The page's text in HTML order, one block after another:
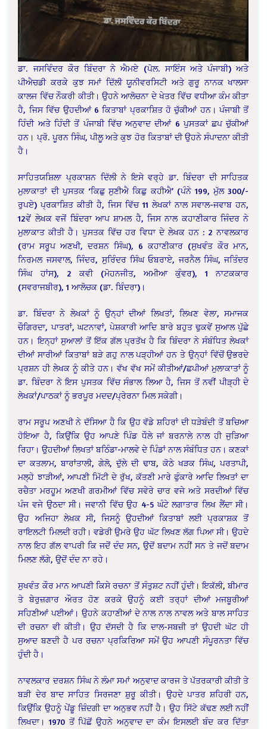
ਡਾ. ਜਸਵਿੰਦਰ ਕੌਰ ਬਿੰਦਰਾ ਨੇ ਐਮਏ (ਪੋਲ. ਸਾਇੰਸ ਅਤੇ ਪੰਜਾਬੀ) ਅਤੇ
ਪੀਐਚਡੀ ਕਰਕੇ ਕੁਝ ਸਮਾਂ ਦਿੱਲੀ ਯੂਨੀਵਰਸਿਟੀ ਅਤੇ ਗੁਰੂ ਨਾਨਕ ਖਾਲਸਾ
ਕਾਲਜ ਵਿੱਚ ਨੌਕਰੀ ਕੀਤੀ। ਉਹਨੇ ਆਲੋਚਨਾ ਦੇ ਖੇਤਰ ਵਿੱਚ ਵਧੀਆ ਕੰਮ ਕੀਤਾ
ਹੈ, ਜਿਸ ਵਿੱਚ ਉਹਦੀਆਂ 6 ਕਿਤਾਬਾਂ ਪ੍ਰਕਾਸ਼ਿਤ ਹੋ ਚੁੱਕੀਆਂ ਹਨ। ਪੰਜਾਬੀ ਤੋਂ
ਹਿੰਦੀ ਅਤੇ ਹਿੰਦੀ ਤੋਂ ਪੰਜਾਬੀ ਵਿੱਚ ਅਨੁਵਾਦ ਦੀਆਂ 6 ਪੁਸਤਕਾਂ ਛਪ ਚੁੱਕੀਆਂ
ਹਨ। ਪ੍ਰੋ. ਪੂਰਨ ਸਿੰਘ, ਪੀਲੂ ਅਤੇ ਕੁਝ ਹੋਰ ਕਿਤਾਬਾਂ ਦੀ ਉਹਨੇ ਸੰਪਾਦਨਾ ਕੀਤੀ
ਹੈ।
ਸਾਹਿਤਯਸ਼ਿਲਾ ਪ੍ਰਕਾਸ਼ਨ ਦਿੱਲੀ ਨੇ ਇਸੇ ਵਰ੍ਹੇ ਡਾ. ਬਿੰਦਰਾ ਦੀ ਸਾਹਿਤਕ
ਮੁਲਾਕਾਤਾਂ ਦੀ ਪੁਸਤਕ ‘ਕਿਛੁ ਸੁਣੀਐ ਕਿਛੁ ਕਹੀਐ’ (ਪੰਨੇ 199, ਮੁੱਲ 300/-
ਰੁਪਏ) ਪ੍ਰਕਾਸ਼ਿਤ ਕੀਤੀ ਹੈ, ਜਿਸ ਵਿੱਚ 11 ਲੇਖਕਾਂ ਨਾਲ ਸਵਾਲ-ਜਵਾਬ ਹਨ,
12ਵੇਂ ਲੇਖਕ ਵਜੋਂ ਬਿੰਦਰਾ ਆਪ ਸ਼ਾਮਲ ਹੈ, ਜਿਸ ਨਾਲ ਕਹਾਣੀਕਾਰ ਜਿੰਦਰ ਨੇ
ਮੁਲਾਕਾਤ ਕੀਤੀ ਹੈ। ਪੁਸਤਕ ਵਿੱਚ ਹਰ ਵਿਧਾ ਦੇ ਲੇਖਕ ਹਨ : 2 ਨਾਵਲਕਾਰ
(ਰਾਮ ਸਰੂਪ ਅਣਖੀ, ਦਰਸ਼ਨ ਸਿੰਘ), 6 ਕਹਾਣੀਕਾਰ (ਸੁਖਵੰਤ ਕੌਰ ਮਾਨ,
ਨਿਰਮਲ ਜਸਵਾਲ, ਜਿੰਦਰ, ਸੁਰਿੰਦਰ ਸਿੰਘ ਓਬਰਾਏ, ਜਰਨੈਲ ਸਿੰਘ, ਜਤਿੰਦਰ
ਸਿੰਘ ਹਾਂਸ), 2 ਕਵੀ (ਮੋਹਨਜੀਤ, ਅਮੀਆ ਕੁੰਵਰ), 1 ਨਾਟਕਕਾਰ
(ਸਵਰਾਜਬੀਰ), 1 ਆਲੋਚਕ (ਡਾ. ਬਿੰਦਰਾ)।
ਡਾ. ਬਿੰਦਰਾ ਨੇ ਲੇਖਕਾਂ ਨੂੰ ਉਨ੍ਹਾਂ ਦੀਆਂ ਲਿਖਤਾਂ, ਲਿਖਣ ਵੇਲਾ, ਸਮਾਜਕ
ਚੌਗਿਰਦਾ, ਪਾਤਰਾਂ, ਘਟਨਾਵਾਂ, ਪੇਸ਼ਕਾਰੀ ਆਦਿ ਬਾਰੇ ਬਹੁਤ ਢੁਕਵੇਂ ਸੁਆਲ ਪੁੱਛੇ
ਹਨ। ਇਨ੍ਹਾਂ ਸੁਆਲਾਂ ਤੋਂ ਇੱਕ ਗੱਲ ਪ੍ਰਤੱਖ ਹੈ ਕਿ ਬਿੰਦਰਾ ਨੇ ਸੰਬੰਧਿਤ ਲੇਖਕਾਂ
ਦੀਆਂ ਸਾਰੀਆਂ ਕਿਤਾਬਾਂ ਬੜੇ ਗਹੁ ਨਾਲ ਪੜ੍ਹੀਆਂ ਹਨ ਤੇ ਉਨ੍ਹਾਂ ਵਿੱਚੋਂ ਉਭਰਦੇ
ਪ੍ਰਸ਼ਨ ਹੀ ਲੇਖਕ ਨੂੰ ਕੀਤੇ ਹਨ। ਵੱਖ ਵੱਖ ਸਮੇਂ ਕੀਤੀਆਂ/ਛਪੀਆਂ ਮੁਲਾਕਾਤਾਂ ਨੂੰ
ਡਾ. ਬਿੰਦਰਾ ਨੇ ਇਸ ਪੁਸਤਕ ਵਿੱਚ ਸੰਭਾਲ ਲਿਆ ਹੈ, ਜਿਸ ਤੋਂ ਨਵੀਂ ਪੀੜ੍ਹੀ ਦੇ
ਲੇਖਕਾਂ/ਪਾਠਕਾਂ ਨੂੰ ਭਰਪੂਰ ਮਦਦ/ਪ੍ਰੇਰਨਾ ਮਿਲ ਸਕੇਗੀ।
ਰਾਮ ਸਰੂਪ ਅਣਖੀ ਨੇ ਦੱਸਿਆ ਹੈ ਕਿ ਉਹ ਵੱਡੇ ਸ਼ਹਿਰਾਂ ਦੀ ਧੜੇਬੰਦੀ ਤੋਂ ਬਚਿਆ
ਹੋਇਆ ਹੈ, ਕਿਉਂਕਿ ਉਹ ਆਪਣੇ ਪਿੰਡ ਧੌਲੇ ਜਾਂ ਬਰਨਾਲੇ ਨਾਲ ਹੀ ਜੁੜਿਆ
ਰਿਹਾ। ਉਹਦੀਆਂ ਲਿਖਤਾਂ ਬਠਿੰਡਾ-ਮਾਲਵੇ ਦੇ ਪਿੰਡਾਂ ਨਾਲ ਸੰਬੰਧਿਤ ਹਨ। ਕਣਕਾਂ
ਦਾ ਕਤਲਾਮ, ਬਾਰਾਂਤਾਲੀ, ਗੇਲੋ, ਦੁੱਲੇ ਦੀ ਢਾਬ, ਕੋਠੇ ਖੜਕ ਸਿੰਘ, ਪਰਤਾਪੀ,
ਮਲ੍ਹੇ ਝਾੜੀਆਂ, ਆਪਣੀ ਮਿੱਟੀ ਦੇ ਰੁੱਖ, ਕੱਤਣੀ ਮਾਰੇ ਫੁੰਕਾਰੇ ਆਦਿ ਲਿਖਤਾਂ ਦਾ
ਰਚੈਤਾ ਮਰਹੂਮ ਅਣਖੀ ਗਰਮੀਆਂ ਵਿੱਚ ਸਵੇਰੇ ਚਾਰ ਵਜੇ ਅਤੇ ਸਰਦੀਆਂ ਵਿੱਚ
ਪੰਜ ਵਜੇ ਉਠਦਾ ਸੀ। ਜਵਾਨੀ ਵਿੱਚ ਉਹ 4-5 ਘੰਟੇ ਲਗਾਤਾਰ ਲਿਖ ਲੈਂਦਾ ਸੀ।
ਉਹ ਅਜਿਹਾ ਲੇਖਕ ਸੀ, ਜਿਸਨੂੰ ਉਹਦੀਆਂ ਕਿਤਾਬਾਂ ਲਈ ਪ੍ਰਕਾਸ਼ਕ ਤੋਂ
ਰਾਇਲਟੀ ਮਿਲਦੀ ਰਹੀ। ਵਡੇਰੀ ਉਮਰੇ ਉਹ ਘੱਟ ਲਿਖਣ ਲੱਗ ਪਿਆ ਸੀ। ਉਹਦੇ
ਨਾਲ ਇਹ ਗੱਲ ਵਾਪਰੀ ਕਿ ਜਦੋਂ ਦੰਦ ਸਨ, ਉਦੋਂ ਬਦਾਮ ਨਹੀਂ ਸਨ ਤੇ ਜਦੋਂ ਬਦਾਮ
ਮਿਲਣ ਲੱਗੇ, ਉਦੋਂ ਦੰਦ ਨਾ ਰਹੇ।
ਸੁਖਵੰਤ ਕੌਰ ਮਾਨ ਆਪਣੀ ਕਿਸੇ ਰਚਨਾ ਤੋਂ ਸੰਤੁਸ਼ਟ ਨਹੀਂ ਹੁੰਦੀ। ਇਕੱਲੀ, ਬੀਮਾਰ
ਤੇ ਬੇਰੁਜ਼ਗਾਰ ਔਰਤ ਹੋਣ ਕਰਕੇ ਉਹਨੂੰ ਕਈ ਤਰ੍ਹਾਂ ਦੀਆਂ ਮਜਬੂਰੀਆਂ
ਸਹਿਣੀਆਂ ਪਈਆਂ। ਉਹਨੇ ਕਹਾਣੀਆਂ ਦੇ ਨਾਲ ਨਾਲ ਨਾਵਲ ਅਤੇ ਬਾਲ ਸਾਹਿਤ
ਦੀ ਰਚਨਾ ਵੀ ਕੀਤੀ। ਉਹ ਦੱਸਦੀ ਹੈ ਕਿ ਦ‍ਾਲ-ਸਬਜ਼ੀ ਤਾਂ ਉਹਦੀ ਘੱਟ ਹੀ
ਸੁਆਦ ਬਣਦੀ ਹੈ ਪਰ ਰਚਨਾ ਪ੍ਰਕਿਰਿਆ ਸਮੇਂ ਉਹ ਆਪਣੀ ਸੰਪੂਰਨਤਾ ਵਿੱਚ
ਹੁੰਦੀ ਹੈ।
ਨਾਵਲਕਾਰ ਦਰਸ਼ਨ ਸਿੰਘ ਨੇ ਲੰਮਾ ਸਮਾਂ ਅਨੁਵਾਦ ਕਾਰਜ ਤੇ ਪੱਤਰਕਾਰੀ ਕੀਤੀ ਤੇ
ਬੜੀ ਦੇਰ ਬਾਦ ਸਾਹਿਤ ਸਿਰਜਣਾ ਸ਼ੁਰੂ ਕੀਤੀ। ਉਹਦੇ ਪਾਤਰ ਸ਼ਹਿਰੀ ਹਨ,
ਕਿਉਂਕਿ ਉਹਨੂੰ ਪੇਂਡੂ ਜ਼ਿੰਦਗੀ ਦਾ ਅਨੁਭਵ ਨਹੀਂ ਹੈ। ਉਹ ਸਿੱਟੇ ਕੱਢਣ ਲਈ ਨਹੀਂ
ਲਿਖਦਾ। 1970 ਤੋਂ ਪਿੱਛੋਂ ਉਹਨੇ ਅਨੁਵਾਦ ਦਾ ਕੰਮ ਇਸਲਈ ਬੰਦ ਕਰ ਦਿੱਤਾ